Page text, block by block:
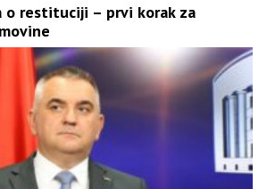
o restituciji – prvi korak za